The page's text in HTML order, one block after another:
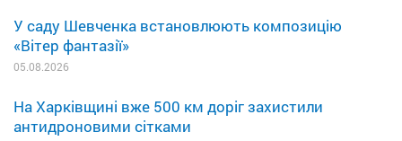
У саду Шевченка встановлюють композицію
«Вітер фантазії»
05.08.2026
На Харківщині вже 500 км доріг захистили
антидроновими сітками